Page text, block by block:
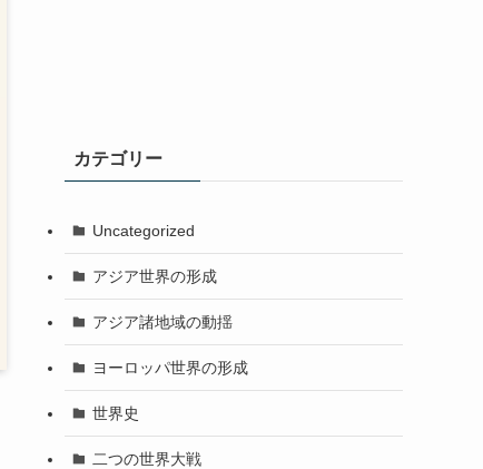
カテゴリー
Uncategorized
アジア世界の形成
アジア諸地域の動揺
ヨーロッパ世界の形成
世界史
二つの世界大戦